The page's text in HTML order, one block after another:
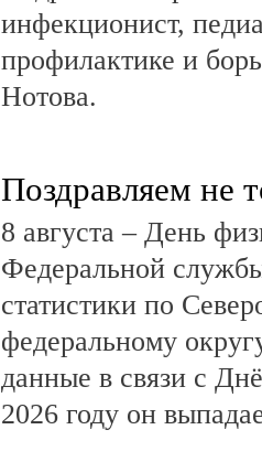
инфекционист,
профилактике и
Нотова.
Поздравляем не
8 августа – День
Федеральной
статистики по
федеральному
данные в связи с
2026 году он